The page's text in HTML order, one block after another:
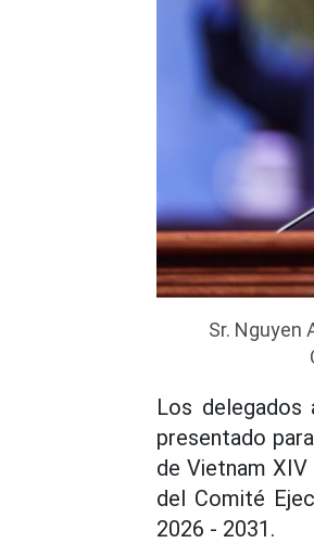
Sr. Nguyen
Los delegados
presentado
de Vietnam
del Comité
2026 - 2031.